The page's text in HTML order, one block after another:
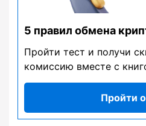
5 правил обмена
Пройти тест и получи
комиссию вместе с
Пройти